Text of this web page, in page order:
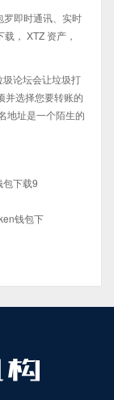
罗即时通讯、实时
， XTZ 资产，
论坛会让垃圾打
并选择您要转账的
地址是一个陌生的
下载9
钱包下